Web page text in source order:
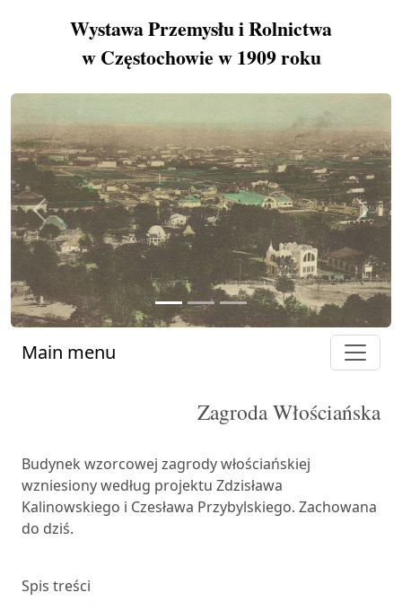
Wystawa Przemysłu i Rolnictwa
w Częstochowie w 1909 roku
Previous Next
Main menu
Zagroda Włościańska
Budynek wzorcowej zagrody włościańskiej
wzniesiony według projektu Zdzisława
Kalinowskiego i Czesława Przybylskiego. Zachowana
do dziś.
Spis treści